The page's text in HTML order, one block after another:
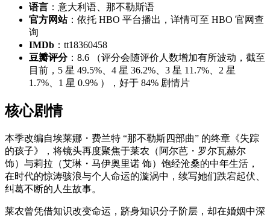
语言 ：意大利语、那不勒斯语
官方网站：依托 HBO 平台播出，详情可至 HBO 官网查
询
IMDb ：tt18360458
豆瓣评分：8.6 （评分会随评价人数增加有所波动，截至
目前，5 星 49.5%、4 星 36.2%、3 星 11.7%、2 星
1.7%、1 星 0.9% ），好于 84% 剧情片
核心剧情
本季改编自埃莱娜・费兰特 “那不勒斯四部曲” 的终章《失踪
的孩子》，将镜头再度聚焦于莱农（阿尔芭・罗尔瓦赫尔
饰）与莉拉（艾琳・马伊奥里诺 饰）饱经沧桑的中年生活，
在时代的惊涛骇浪与个人命运的漩涡中，续写她们跌宕起伏、
纠葛不断的人生故事。
莱农曾凭借知识改变命运，跻身知识分子阶层，却在婚姻中深